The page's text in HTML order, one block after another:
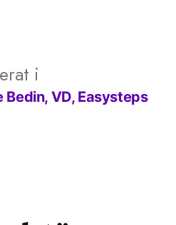
i
Bedin, VD, Easysteps